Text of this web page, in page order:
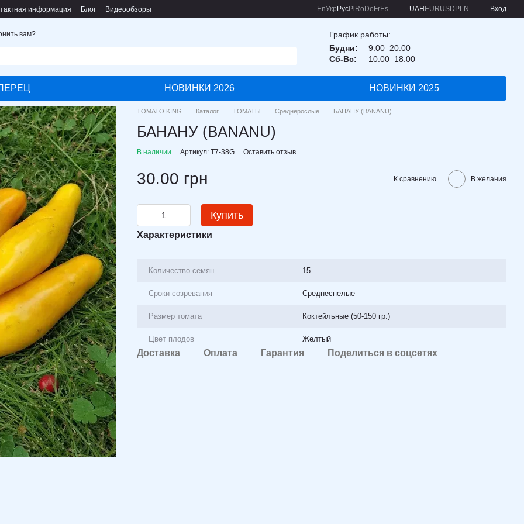
информация Блог
Видеообзоры
EnУкр РусPl Ro De FrEs UAH EURUSD PLN Вход
вам?
График работы:
Будни:
9:00–20:00
Сб-Вс:
10:00–18:00
НОВИНКИ 2026 НОВИНКИ 2025
TOMATO KING Каталог ТОМАТЫ Среднерослые БАНАНУ (BANANU)
БАНАНУ (BANANU)
В наличии Артикул: T7-38G Оставить отзыв
30.00 грн К сравнению В желания
Купить
Характеристики
Количество семян 15
Сроки созревания Среднеспелые
Размер томата Коктейльные (50-150 гр.)
Цвет плодов Желтый
Доставка Оплата Гарантия Поделиться в соцсетях